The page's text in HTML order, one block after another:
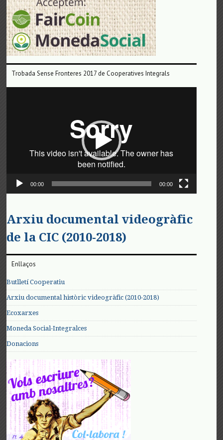
Trobada Sense Fronteres 2017 de Cooperatives Integrals
00:00 00:00
Arxiu documental videogràfic
de la CIC (2010-2018)
Enllaços
Butlletí Cooperatiu
Arxiu documental històric videogràfic (2010-2018)
Ecoxarxes
Moneda Social-Integralces
Donacions